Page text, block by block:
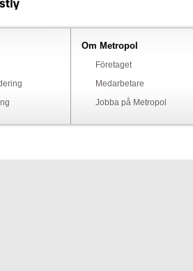
Om Metropol
Företaget
Medarbetare
Jobba på Metropol